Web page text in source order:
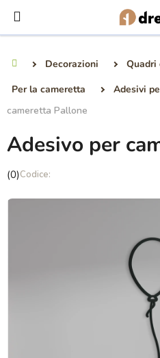
contenuto
Decorazioni
Quadri
Per la cameretta
Adesivi
cameretta Pallone
Adesivo per
La
media
(0)